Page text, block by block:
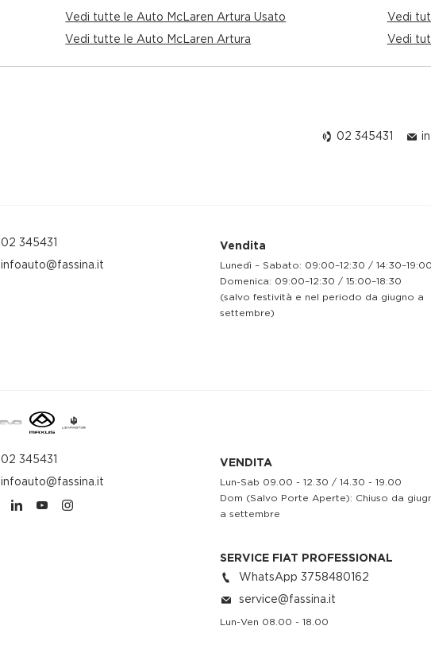
Vedi tutte le Auto McLaren Artura Usato
Vedi
Vedi tutte le Auto McLaren Artura Vedi
02 345431
02 345431
infoauto@fassina.it
Vendita
Lunedì – Sabato: 09:00–12:30 / 14:30–19:00
Domenica: 09:00–12:30 / 15:00–18:30
(salvo festività e nel periodo da giugno a
settembre)
02 345431
infoauto@fassina.it
VENDITA
Lun-Sab 09.00 - 12.30 / 14.30 - 19.00
Dom (Salvo Porte Aperte): Chiuso da
a settembre
SERVICE FIAT PROFESSIONAL
WhatsApp 3758480162
service@fassina.it
Lun-Ven 08.00 - 18.00